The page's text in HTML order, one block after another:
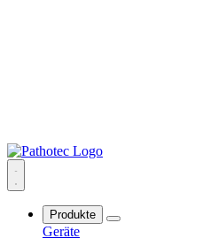
Produkte
Geräte